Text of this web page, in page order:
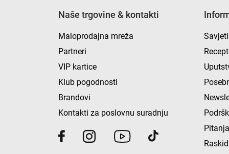
Naše trgovine & kontakti
Maloprodajna mreža
Partneri
VIP kartice
Klub pogodnosti
Brandovi
Kontakti za poslovnu suradnju